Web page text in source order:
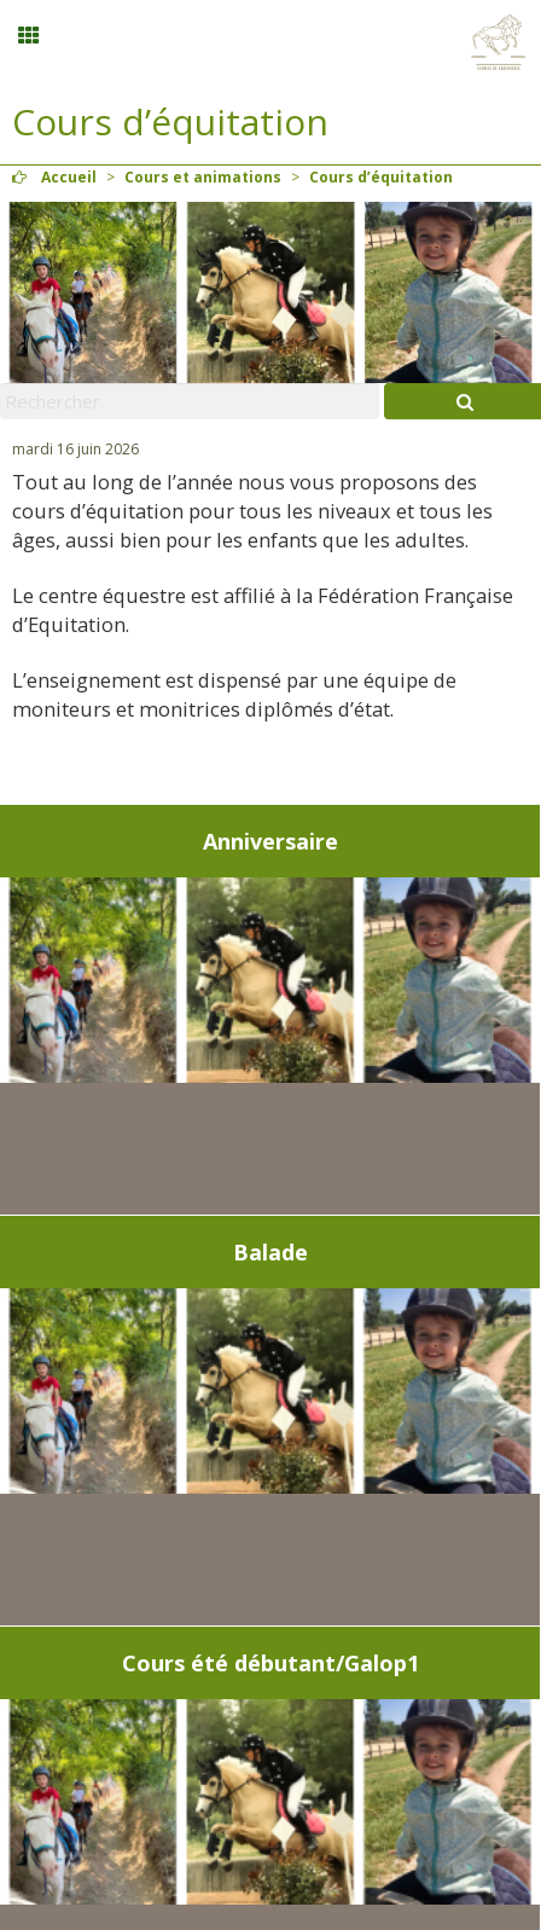
Stages vacances
Menu
Mon compte
Panier
Contact
Cours d’équitation
Accueil > Cours et animations > Cours d’équitation
mardi 16 juin 2026
Tout au long de l’année nous vous proposons des
cours d’équitation pour tous les niveaux et tous les
âges, aussi bien pour les enfants que les adultes.
Le centre équestre est affilié à la Fédération Française
d’Equitation.
L’enseignement est dispensé par une équipe de
moniteurs et monitrices diplômés d’état.
Anniversaire
Balade
Cours été débutant/Galop1